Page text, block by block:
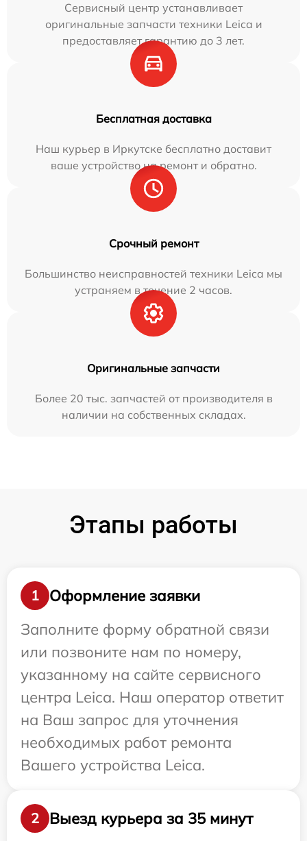
Сервисный центр устанавливает
оригинальные запчасти техники Leica и
предоставляет гарантию до 3 лет.
Бесплатная доставка
Наш курьер в Иркутске бесплатно доставит
ваше устройство на ремонт и обратно.
Срочный ремонт
Большинство неисправностей техники Leica мы
устраняем в течение 2 часов.
Оригинальные запчасти
Более 20 тыс. запчастей от производителя в
наличии на собственных складах.
Этапы работы
1
Оформление заявки
Заполните форму обратной связи
или позвоните нам по номеру,
указанному на сайте сервисного
центра Leica. Наш оператор ответит
на Ваш запрос для уточнения
необходимых работ ремонта
Вашего устройства Leica.
2 Выезд курьера за 35 минут